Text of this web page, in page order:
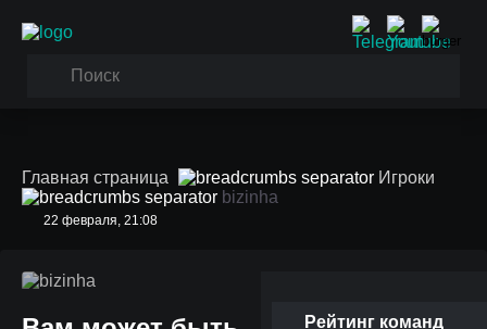
Главная страница
Игроки
bizinha
22 февраля, 21:08
bizinha
Рейтинг команд